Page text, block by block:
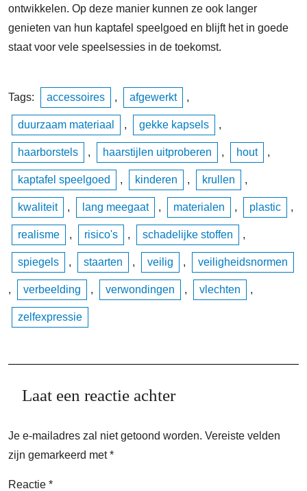
ontwikkelen. Op deze manier kunnen ze ook langer
genieten van hun kaptafel speelgoed en blijft het in goede
staat voor vele speelsessies in de toekomst.
Tags: accessoires , afgewerkt ,
duurzaam materiaal , gekke kapsels ,
haarborstels , haarstijlen uitproberen , hout ,
kaptafel speelgoed , kinderen , krullen ,
kwaliteit , lang meegaat , materialen , plastic ,
realisme , risico's , schadelijke stoffen ,
spiegels , staarten , veilig , veiligheidsnormen
, verbeelding , verwondingen , vlechten ,
zelfexpressie
Laat een reactie achter
Je e-mailadres zal niet getoond worden. Vereiste velden
zijn gemarkeerd met*
Reactie *